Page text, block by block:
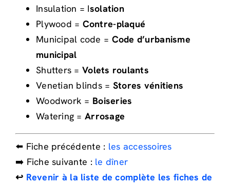
Insulation = Isolation
Plywood = Contre-plaqué
Municipal code = Code d’urbanisme
municipal
Shutters = Volets roulants
Venetian blinds = Stores vénitiens
Woodwork = Boiseries
Watering = Arrosage
⬅️ Fiche précédente : les accessoires
➡️ Fiche suivante : le dîner
↩️ Revenir à la liste de complète les fiches de